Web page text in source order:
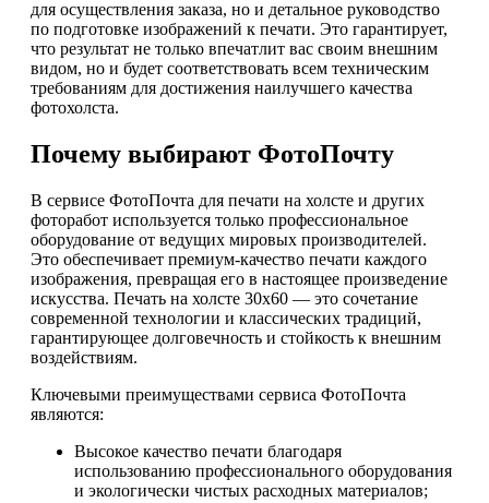
для осуществления заказа, но и детальное руководство
по подготовке изображений к печати. Это гарантирует,
что результат не только впечатлит вас своим внешним
видом, но и будет соответствовать всем техническим
требованиям для достижения наилучшего качества
фотохолста.
Почему выбирают ФотоПочту
В сервисе ФотоПочта для печати на холсте и других
фоторабот используется только профессиональное
оборудование от ведущих мировых производителей.
Это обеспечивает премиум-качество печати каждого
изображения, превращая его в настоящее произведение
искусства. Печать на холсте 30х60 — это сочетание
современной технологии и классических традиций,
гарантирующее долговечность и стойкость к внешним
воздействиям.
Ключевыми преимуществами сервиса ФотоПочта
являются:
Высокое качество печати благодаря
использованию профессионального оборудования
и экологически чистых расходных материалов;